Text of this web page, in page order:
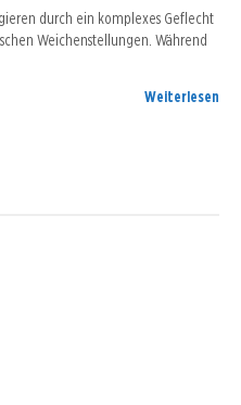
durch ein komplexes Geflecht
Weichenstellungen. Während
Weiterlesen